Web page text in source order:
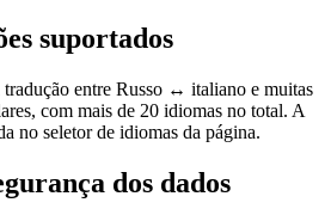
suportados
entre Russo ↔ italiano e muitas
com mais de 20 idiomas no total. A
no seletor de idiomas da página.
dos dados